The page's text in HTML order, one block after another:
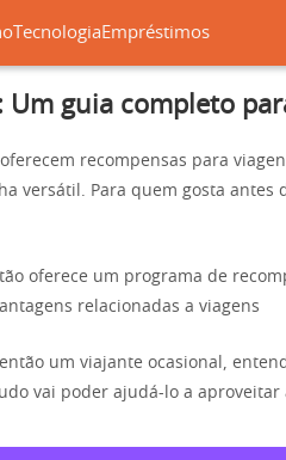
Tecnologia Empréstimos
guia completo
recompensas para
versátil. Para quem gosta antes
oferece um programa de
relacionadas a viagens
um viajante ocasional,
vai poder ajudá-lo a aproveitar